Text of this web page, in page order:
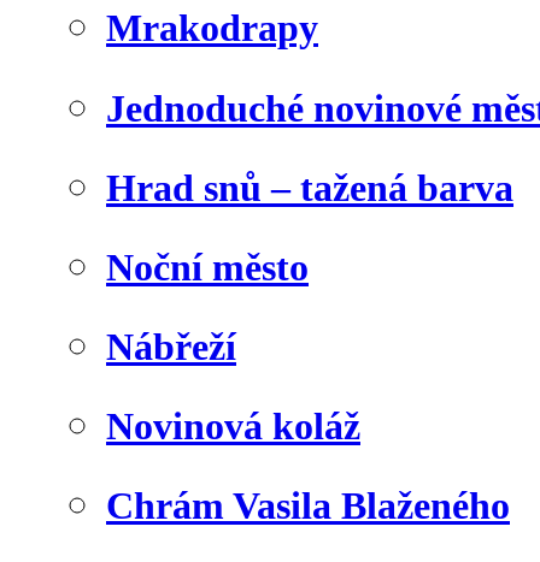
Mrakodrapy
Jednoduché novinové
Hrad snů – tažená barva
Noční město
Nábřeží
Novinová koláž
Chrám Vasila Blaženého